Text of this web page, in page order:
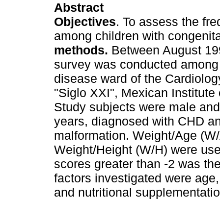
Abstract
Objectives. To assess the
among children with
methods. Between August
survey was conducted
disease ward of the
"Siglo XXI", Mexican
Study subjects were male
years, diagnosed with CHD
malformation. Weight/Age
Weight/Height (W/H) were
scores greater than -2 was
factors investigated were
and nutritional